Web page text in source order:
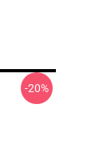
-20%